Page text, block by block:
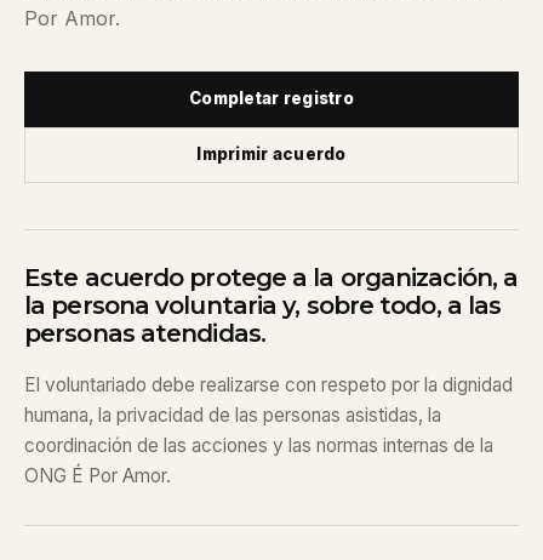
Por Amor.
Completar registro
Imprimir acuerdo
Este acuerdo protege a la organización, a
la persona voluntaria y, sobre todo, a las
personas atendidas.
El voluntariado debe realizarse con respeto por la dignidad
humana, la privacidad de las personas asistidas, la
coordinación de las acciones y las normas internas de la
ONG É Por Amor.